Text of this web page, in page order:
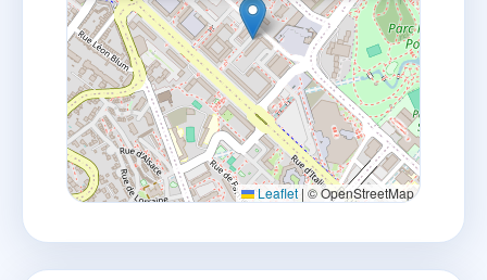
Leaflet | © OpenStreetMap